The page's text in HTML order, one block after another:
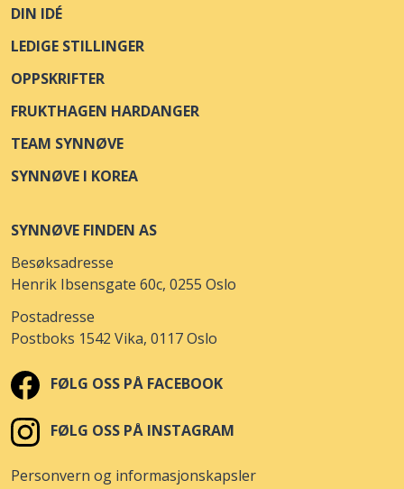
DIN IDÉ
LEDIGE STILLINGER
OPPSKRIFTER
FRUKTHAGEN HARDANGER
TEAM SYNNØVE
SYNNØVE I KOREA
SYNNØVE FINDEN AS
Besøksadresse
Henrik Ibsensgate 60c, 0255 Oslo
Postadresse
Postboks 1542 Vika, 0117 Oslo
FØLG OSS PÅ FACEBOOK
FØLG OSS PÅ INSTAGRAM
Personvern og informasjonskapsler